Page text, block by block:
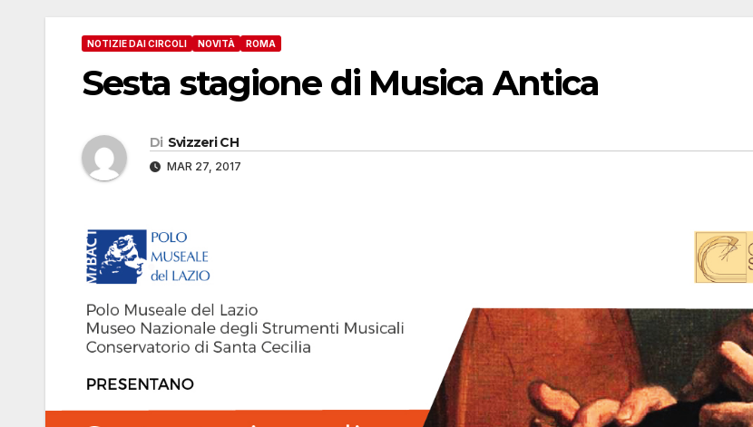
NOTIZIE DAI CIRCOLI NOVITÀ ROMA
Sesta stagione di Musica Antica
Di Svizzeri CH
MAR 27, 2017